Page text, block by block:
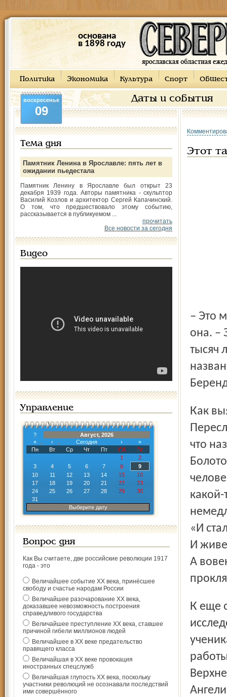
основана
в 1898 году
Политика Экономика Культура Спорт
Даты и события
воскресенье
09
Тема дня
Памятник Ленина в Ярославле: пять лет в
ожидании пьедестала
Памятник Ленину в Ярославле был открыт 23
декабря 1939 года. Авторы памятника - скульптор
Василий Козлов и архитектор Сергей Капачинский.
О том, что предшествовало этому событию,
рассказывается в публикуемом ...
прочитать
Все новости за сегодня
Видео
Управление
?
Август, 2026
«
‹ Сегодня ›
»
Пн
Вт Ср Чт Пт Сб
Вс
1
2
3
4 5 6 7 8
9
10
11 12 13 14 15
16
17
18 19 20 21 22
23
24
25 26 27 28 29
30
31
Выберите дату
Вопрос дня
Как Вы считаете, две российские революции 1917
года - это
Величайшее событие ХХ века, принёсшее
свободу и счастье народам России
Величайшее разочарование ХХ века,
доказавшее невозможность построения
справедливого государства
Величайшее преступление ХХ века, ставшее
причиной гибели миллионов людей
Величайшее в ХХ веке предательство
правящего класса
Величайшая в ХХ веке провокация
иностранных спецслужб
Величайшая глупость ХХ века, поскольку
участники революций не осознавали последствий
ими совершённого
Этот
– Это место очень интересное и таинственное, – говорит
она. –
тысяч
Как выяснилось, даже история появления берендеев на
что
«И
И
А
К еще одной версии появления слова «берендеи»